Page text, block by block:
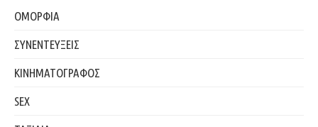
ΟΜΟΡΦΙΑ
ΣΥΝΕΝΤΕΥΞΕΙΣ
ΚΙΝΗΜΑΤΟΓΡΑΦΟΣ
SEX